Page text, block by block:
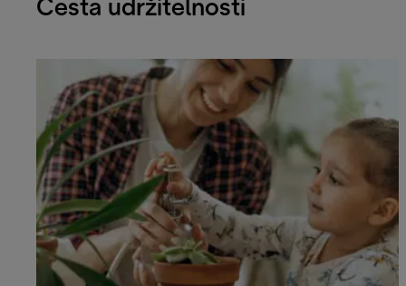
Cesta udržitelnosti